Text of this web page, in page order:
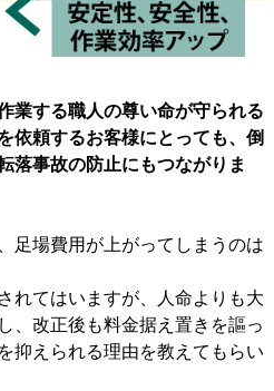
業する職人の尊い命が守られる
依頼するお客様にとっても、倒
落事故の防止にもつながりま
足場費用が上がってしまうのは
れてはいますが、人命よりも大
、改正後も料金据え置きを謳っ
抑えられる理由を教えてもらい